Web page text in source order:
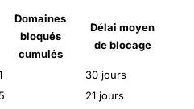
Domaines
bloqués
cumulés
Délai moyen
de blocage
30 jours
5
21 jours